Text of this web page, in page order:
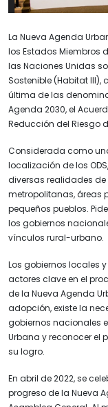
La Nueva Agenda
los Estados Miembros
las Naciones Unidas
Sostenible (Habitat III),
última de las
Agenda 2030, el
Reducción del Riesgo
Considerada como
localización de los
diversas realidades
metropolitanas, áreas
pequeños pueblos.
los gobiernos
vínculos rural-urbano.
Los gobiernos locales
actores clave en el
de la Nueva Agenda
adopción, existe la
gobiernos nacionales
Urbana y reconocer el
su logro.
En abril de 2022, se
progreso de la Nueva